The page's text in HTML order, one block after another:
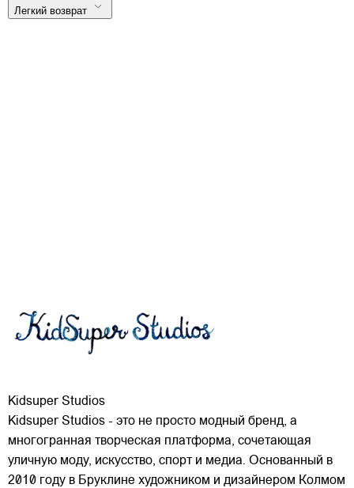
Легкий возврат
Kidsuper Studios
Kidsuper Studios - это не просто модный бренд, а
многогранная творческая платформа, сочетающая
уличную моду, искусство, спорт и медиа. Основанный в
2010 году в Бруклине художником и дизайнером Колмом